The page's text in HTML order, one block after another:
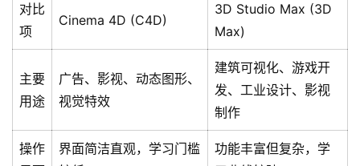
对比
项
Cinema 4D (C4D)
3D Studio Max (3D
Max)
主要
用途
广告、影视、动态图形、
视觉特效
建筑可视化、游戏开
发、工业设计、影视
制作
操作
界面简洁直观，学习门槛
功能丰富但复杂，学